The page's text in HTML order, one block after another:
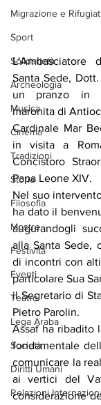
Migrazione e
Sport
Solidarietà
Archeologia
Musica
Cinema
Tradizioni
Storia
Filosofia
Mostre
Festività
Eventi
Teatro
Lega Araba
Società
Diritti Umani
Relazioni
L'Ambasciatore
Santa Sede,
un pranzo in
maronita di
Cardinale Mar
in visita a
Concistoro
Papa Leone XIV.
Nel suo
ha dato il
augurandogli
alla Santa Sede,
di incontri con
particolare Sua
il Segretario di
Pietro Parolin.
Assaf ha ribadito
fondamentale
comunicare la
ai vertici del
considerazione